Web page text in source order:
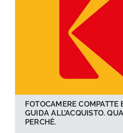
La foto del mese
FOTOCAMERE COMPATTE
GUIDA ALL’ACQUISTO.
PERCHÈ.